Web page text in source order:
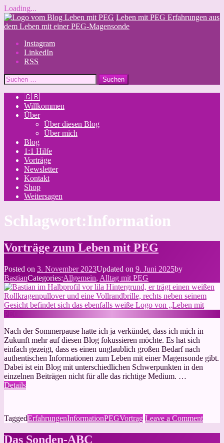
Loading...
Skip
to
Leben mit PEG Erfahrungen aus
dem Leben mit einer PEG-Magensonde
Instagram
LinkedIn
RSS
Suchen
nach:
🇬🇧
Willkommen
Über
Über diesen Blog
Über mich
Blog
1:1 Hilfe
Vorträge
Newsletter
Kontakt
Shop
Weitersagen
Schlagwort:Information
Vorträge zum Leben mit PEG
Posted on 3. November 2023Updated on 9. Juni 2025by
BastianCategories:Allgemein, Alltag mit PEG
Nach der Sommerpause hatte ich ja verkündet, dass ich mich in
Zukunft mehr auf diesen Blog fokussieren möchte. Es hat sich
einfach gezeigt, dass es einen unglaublich großen Bedarf nach
authentischen Informationen zum Leben mit einer Magensonde gibt.
Dabei ist ein Blog mit unterschiedlichen Schwerpunkten in den
einzelnen Beiträgen nicht für alle das richtige Medium. …
Details
TaggedErfahrungenInformationPEGVortrag Leave a Commenton
zum
Das Sonden-ABC